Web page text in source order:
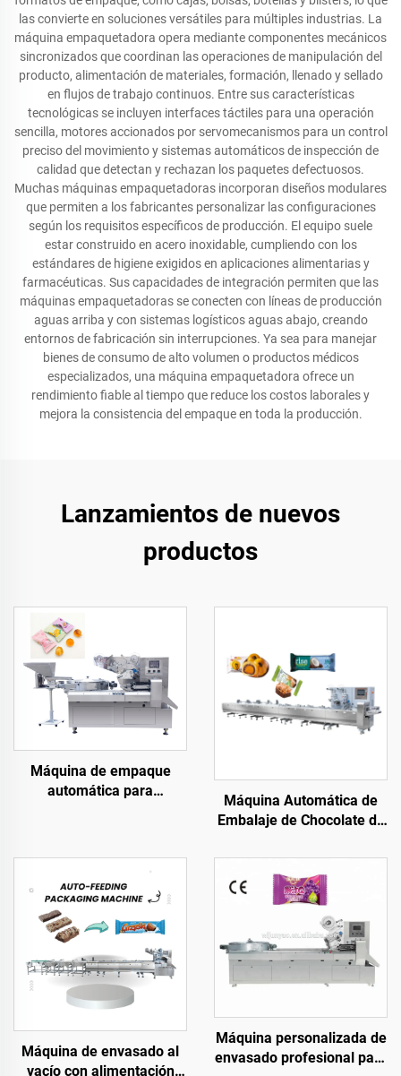
las convierte en soluciones versátiles para múltiples industrias. La
máquina empaquetadora opera mediante componentes mecánicos
sincronizados que coordinan las operaciones de manipulación del
producto, alimentación de materiales, formación, llenado y sellado
en flujos de trabajo continuos. Entre sus características
tecnológicas se incluyen interfaces táctiles para una operación
sencilla, motores accionados por servomecanismos para un control
preciso del movimiento y sistemas automáticos de inspección de
calidad que detectan y rechazan los paquetes defectuosos.
Muchas máquinas empaquetadoras incorporan diseños modulares
que permiten a los fabricantes personalizar las configuraciones
según los requisitos específicos de producción. El equipo suele
estar construido en acero inoxidable, cumpliendo con los
estándares de higiene exigidos en aplicaciones alimentarias y
farmacéuticas. Sus capacidades de integración permiten que las
máquinas empaquetadoras se conecten con líneas de producción
aguas arriba y con sistemas logísticos aguas abajo, creando
entornos de fabricación sin interrupciones. Ya sea para manejar
bienes de consumo de alto volumen o productos médicos
especializados, una máquina empaquetadora ofrece un
rendimiento fiable al tiempo que reduce los costos laborales y
mejora la consistencia del empaque en toda la producción.
Lanzamientos de nuevos
productos
Máquina de empaque
automática para
Máquina Automática de
Embalaje de Chocolate de
Envolvedora Tipo
Almohada para Barras de
Chocolate
Máquina de envasado al
vacío con alimentación
Máquina personalizada de
envasado profesional para